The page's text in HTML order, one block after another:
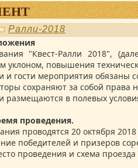
Ралли-2018
"Квест-Ралли 2018",
уклоном, повышения
и гости мероприятия обязаны
сохраняют за собой права
размещаются в полевых
проведения.
проводятся 20 октября
победителей и призеров
проведения и схема